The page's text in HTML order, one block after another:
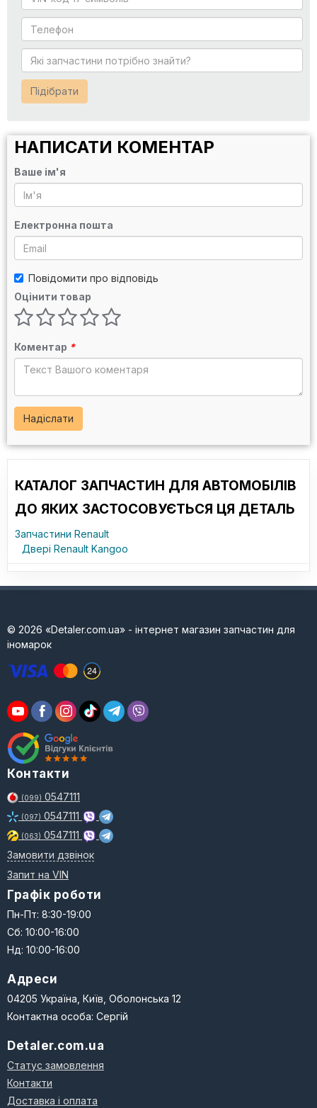
Підібрати
НАПИСАТИ КОМЕНТАР
Ваше ім'я
Електронна пошта
Повідомити про відповідь
Оцінити товар
Коментар *
Надіслати
КАТАЛОГ ЗАПЧАСТИН ДЛЯ АВТОМОБІЛІВ
ДО ЯКИХ ЗАСТОСОВУЄТЬСЯ ЦЯ ДЕТАЛЬ
Запчастини Renault
Двері Renault Kangoo
© 2026 «Detaler.com.ua» - інтернет магазин запчастин для
іномарок
Контакти
(099) 0547111
(097) 0547111
(063) 0547111
Замовити дзвінок
Запит на VIN
Графік роботи
Пн-Пт: 8:30-19:00
Сб: 10:00-16:00
Нд: 10:00-16:00
Адреси
04205 Україна, Київ, Оболонська 12
Контактна особа: Сергій
Detaler.com.ua
Статус замовлення
Контакти
Доставка і оплата